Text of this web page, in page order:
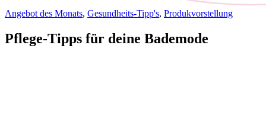
Angebot des Monats, Gesundheits-Tipp's, Produkvorstellung
Pflege-Tipps für deine Bademode